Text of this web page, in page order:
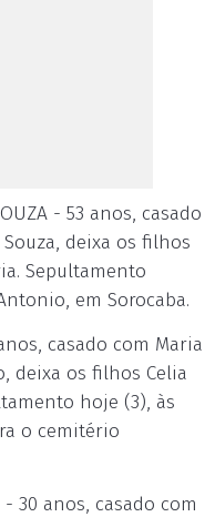
- 53 anos, casado
deixa os filhos
Sepultamento
em Sorocaba.
casado com Maria
deixa os filhos Celia
hoje (3), às
o cemitério
- 30 anos, casado com